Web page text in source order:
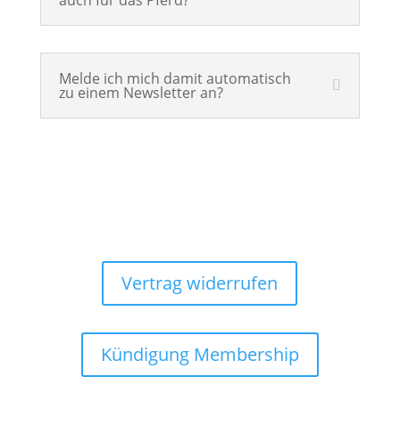
Melde ich mich damit automatisch
zu einem Newsletter an?
Vertrag widerrufen
Kündigung Membership